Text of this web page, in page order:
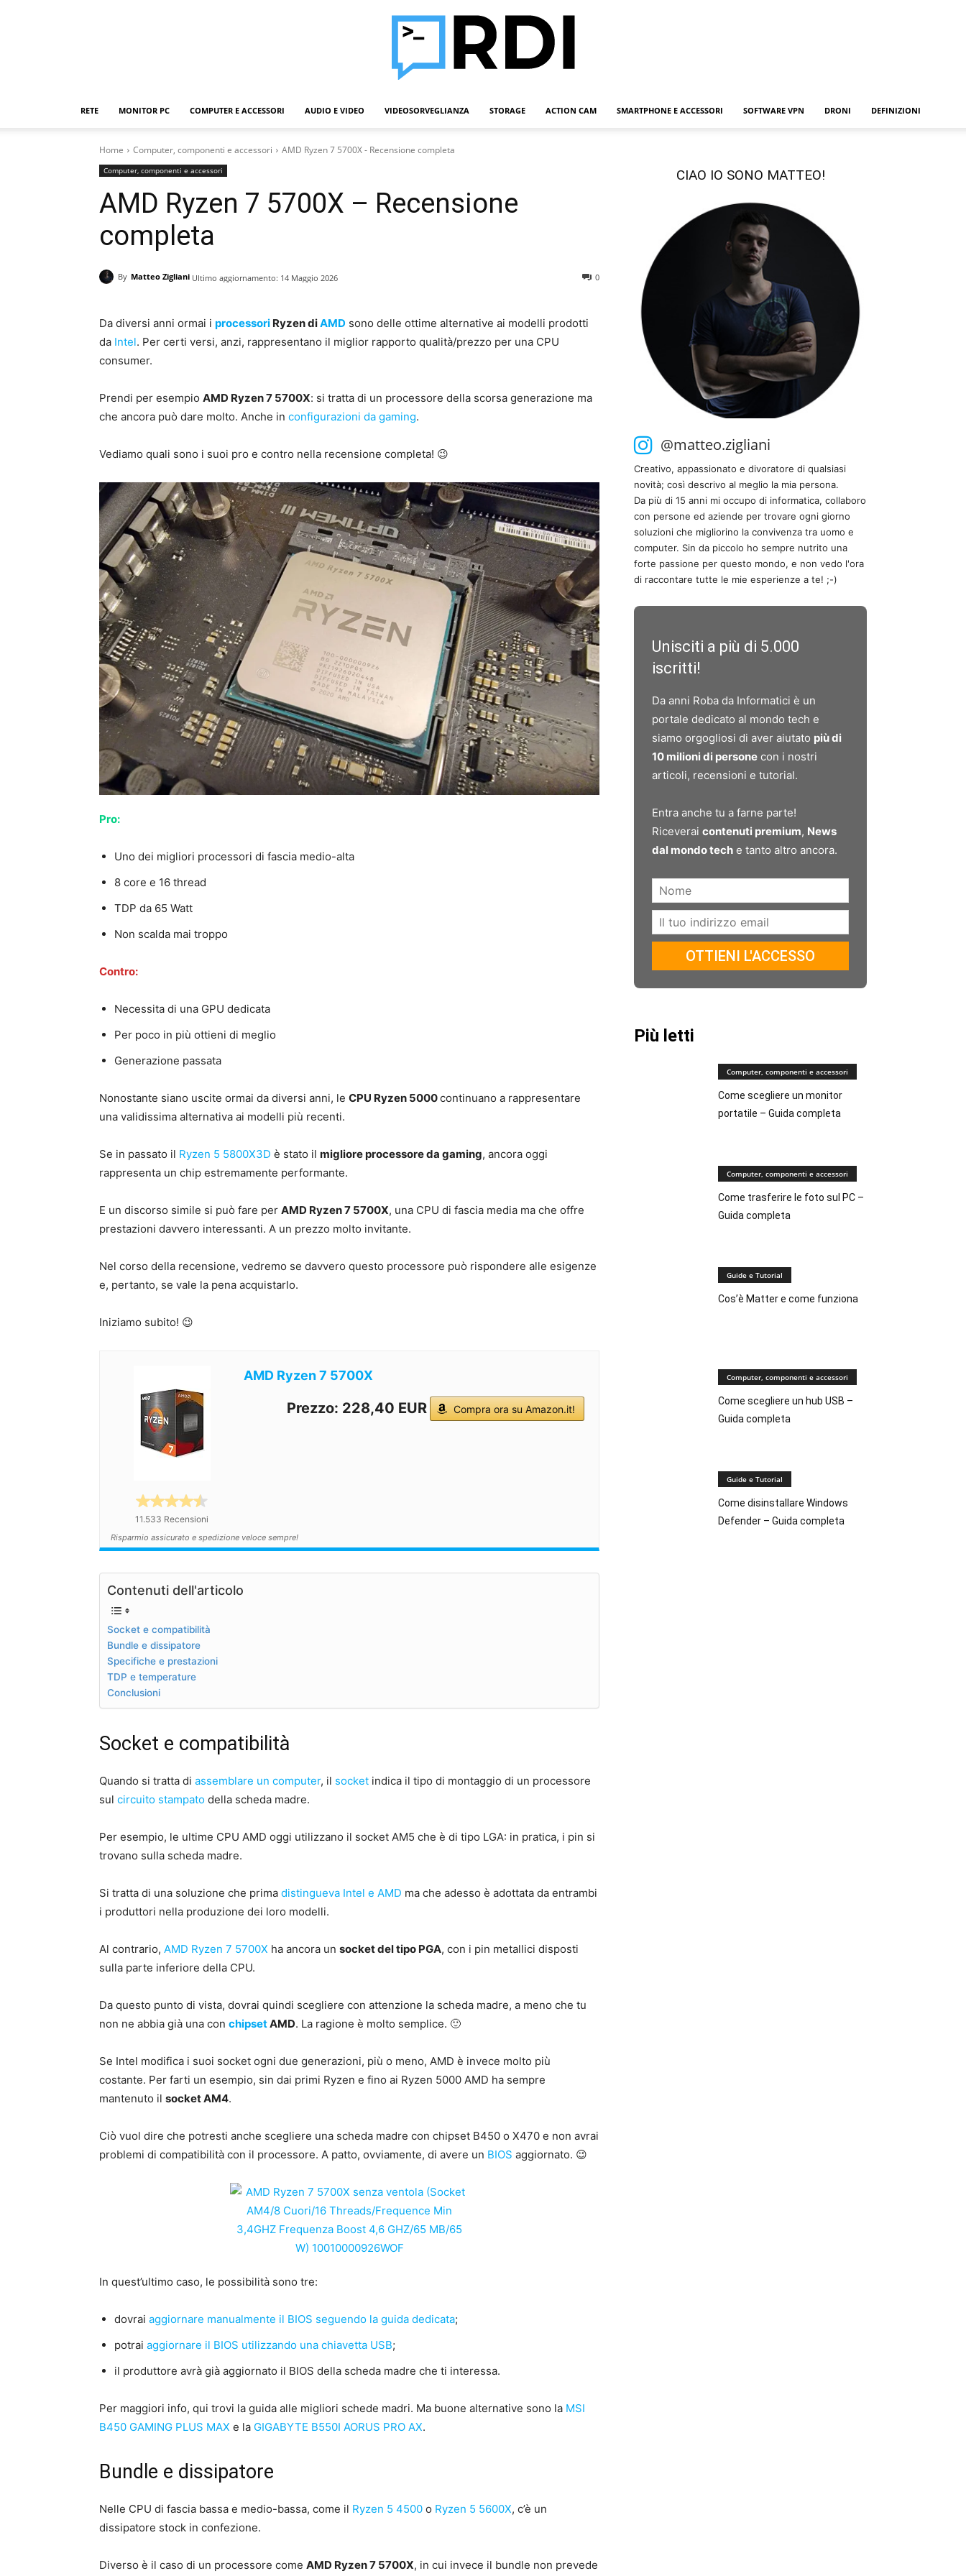
RETE MONITOR PC COMPUTER E ACCESSORI AUDIO E VIDEO VIDEOSORVEGLIANZA STORAGE ACTION CAM SMARTPHONE E ACCESSORI SOFTWARE VPN DRONI DEFINIZIONI
Home Computer, componenti e accessori AMD Ryzen 7 5700X - Recensione completa
Computer, componenti e accessori
AMD Ryzen 7 5700X – Recensione
completa
By Matteo Zigliani Ultimo aggiornamento: 14 Maggio 2026 0
Da diversi anni ormai i processori Ryzen diAMD sono delle ottime alternative ai modelli prodotti
da Intel. Per certi versi, anzi, rappresentano il miglior rapporto qualità/prezzo per una CPU
consumer.
Prendi per esempio AMD Ryzen 7 5700X: si tratta di un processore della scorsa generazione ma
che ancora può dare molto. Anche in configurazioni da gaming.
Vediamo quali sono i suoi pro e contro nella recensione completa! 😉
Pro:
Uno dei migliori processori di fascia medio-alta
8 core e 16 thread
TDP da 65 Watt
Non scalda mai troppo
Contro:
Necessita di una GPU dedicata
Per poco in più ottieni di meglio
Generazione passata
Nonostante siano uscite ormai da diversi anni, le CPU Ryzen 5000continuano a rappresentare
una validissima alternativa ai modelli più recenti.
Se in passato il Ryzen 5 5800X3D è stato il migliore processore da gaming, ancora oggi
rappresenta un chip estremamente performante.
E un discorso simile si può fare per AMD Ryzen 7 5700X, una CPU di fascia media ma che offre
prestazioni davvero interessanti. A un prezzo molto invitante.
Nel corso della recensione, vedremo se davvero questo processore può rispondere alle esigenze
e, pertanto, se vale la pena acquistarlo.
Iniziamo subito! 😉
11.533 Recensioni
AMD Ryzen 7 5700X
Prezzo: 228,40 EUR Compra ora su Amazon.it!
Risparmio assicurato e spedizione veloce sempre!
Contenuti dell'articolo
Socket e compatibilità
Bundle e dissipatore
Specifiche e prestazioni
TDP e temperature
Conclusioni
Socket e compatibilità
Quando si tratta di assemblare un computer, il socket indica il tipo di montaggio di un processore
sul circuito stampato della scheda madre.
Per esempio, le ultime CPU AMD oggi utilizzano il socket AM5 che è di tipo LGA: in pratica, i pin si
trovano sulla scheda madre.
Si tratta di una soluzione che prima distingueva Intel e AMD ma che adesso è adottata da entrambi
i produttori nella produzione dei loro modelli.
Al contrario, AMD Ryzen 7 5700X ha ancora un socket del tipo PGA, con i pin metallici disposti
sulla parte inferiore della CPU.
Da questo punto di vista, dovrai quindi scegliere con attenzione la scheda madre, a meno che tu
non ne abbia già una con chipsetAMD. La ragione è molto semplice. 🙂
Se Intel modifica i suoi socket ogni due generazioni, più o meno, AMD è invece molto più
costante. Per farti un esempio, sin dai primi Ryzen e fino ai Ryzen 5000 AMD ha sempre
mantenuto il socket AM4.
Ciò vuol dire che potresti anche scegliere una scheda madre con chipset B450 o X470 e non avrai
problemi di compatibilità con il processore. A patto, ovviamente, di avere un BIOS aggiornato. 😉
In quest’ultimo caso, le possibilità sono tre:
dovrai aggiornare manualmente il BIOS seguendo la guida dedicata;
potrai aggiornare il BIOS utilizzando una chiavetta USB;
il produttore avrà già aggiornato il BIOS della scheda madre che ti interessa.
Per maggiori info, qui trovi la guida alle migliori schede madri. Ma buone alternative sono la MSI
B450 GAMING PLUS MAX e la GIGABYTE B550I AORUS PRO AX.
Bundle e dissipatore
Nelle CPU di fascia bassa e medio-bassa, come il Ryzen 5 4500 o Ryzen 5 5600X, c’è un
dissipatore stock in confezione.
Diverso è il caso di un processore come AMD Ryzen 7 5700X, in cui invece il bundle non prevede
CIAO IO SONO MATTEO!
@matteo.zigliani
Creativo, appassionato e divoratore di qualsiasi
novità; così descrivo al meglio la mia persona.
Da più di 15 anni mi occupo di informatica, collaboro
con persone ed aziende per trovare ogni giorno
soluzioni che migliorino la convivenza tra uomo e
computer. Sin da piccolo ho sempre nutrito una
forte passione per questo mondo, e non vedo l'ora
di raccontare tutte le mie esperienze a te! ;-)
Unisciti a più di 5.000
iscritti!
Da anni Roba da Informatici è un
portale dedicato al mondo tech e
siamo orgogliosi di aver aiutato più di
10 milioni di persone con i nostri
articoli, recensioni e tutorial.
Entra anche tu a farne parte!
Riceverai contenuti premium, News
dal mondo tech e tanto altro ancora.
Più letti
Computer, componenti e accessori
Come scegliere un monitor
portatile – Guida completa
Computer, componenti e accessori
Come trasferire le foto sul PC –
Guida completa
Guide e Tutorial
Cos’è Matter e come funziona
Computer, componenti e accessori
Come scegliere un hub USB –
Guida completa
Guide e Tutorial
Come disinstallare Windows
Defender – Guida completa